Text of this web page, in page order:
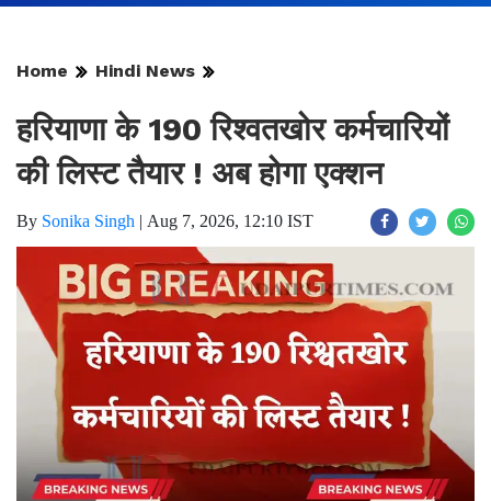
Home Hindi News
हरियाणा के 190 रिश्वतखोर कर्मचारियों
की लिस्ट तैयार ! अब होगा एक्शन
By Sonika Singh | Aug 7, 2026, 12:10 IST